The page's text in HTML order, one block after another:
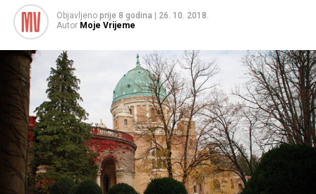
Objavljeno prije 8 godina
26. 10. 2018.
Autor Moje Vrijeme